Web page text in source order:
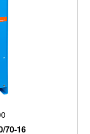
70-16